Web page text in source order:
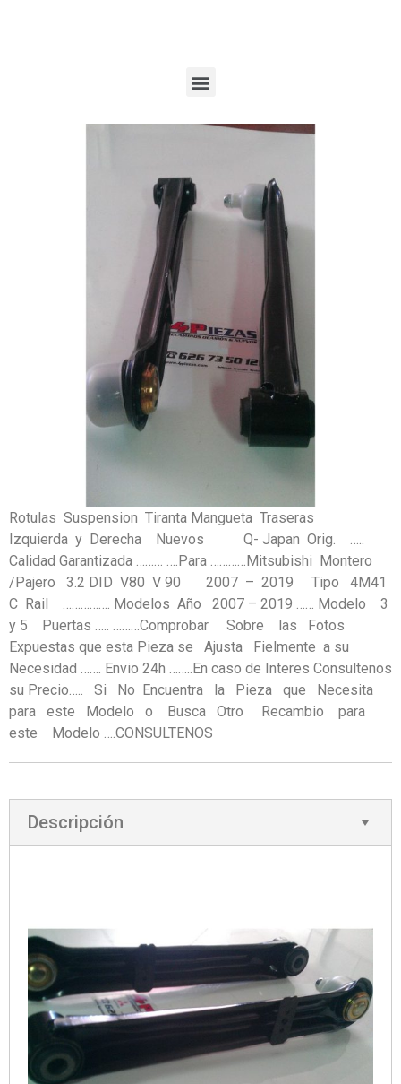
Rotulas Suspension Tiranta Mangueta Traseras
Izquierda y Derecha Nuevos Q- Japan Orig. …..
Calidad Garantizada ……… ….Para …………Mitsubishi Montero
/Pajero 3.2 DID V80 V 90 2007 – 2019 Tipo 4M41
C Rail ……………. Modelos Año 2007 – 2019 …… Modelo 3
y 5 Puertas ….. ………Comprobar Sobre las Fotos
Expuestas que esta Pieza se Ajusta Fielmente a su
Necesidad ……. Envio 24h ……..En caso de Interes Consultenos
su Precio….. Si No Encuentra la Pieza que Necesita
para este Modelo o Busca Otro Recambio para
este Modelo ….CONSULTENOS
Descripción